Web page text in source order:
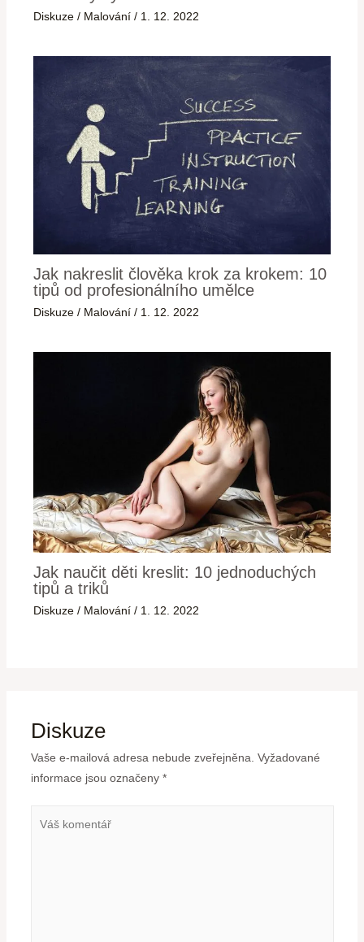
Diskuze / Malování / 1. 12. 2022
Jak nakreslit člověka krok za krokem: 10
tipů od profesionálního umělce
Diskuze / Malování / 1. 12. 2022
Jak naučit děti kreslit: 10 jednoduchých
tipů a triků
Diskuze / Malování / 1. 12. 2022
Diskuze
Vaše e-mailová adresa nebude zveřejněna. Vyžadované
informace jsou označeny *